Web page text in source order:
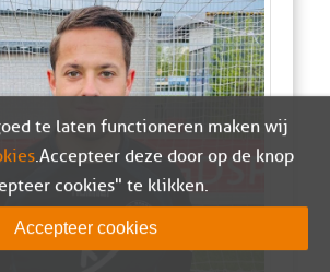
te laten functioneren maken wij
. Accepteer deze door op de knop
cookies" te klikken.
Accepteer cookies